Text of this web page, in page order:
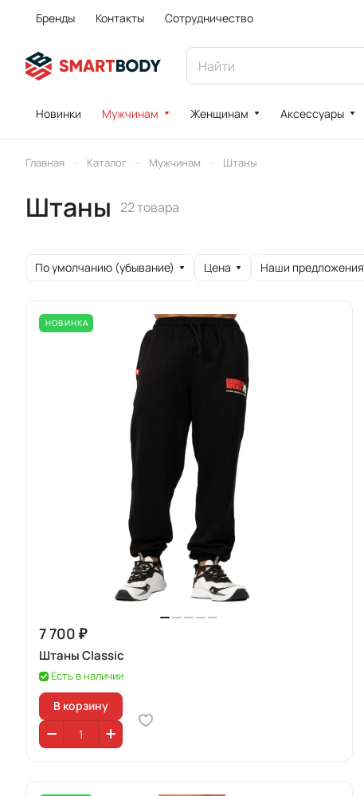
Бренды Контакты Сотрудничество
Новинки Мужчинам Женщинам Аксессуары
Главная Каталог Мужчинам Штаны
Штаны 22 товара
По умолчанию (убывание) Цена Наши предложения
НОВИНКА
7 700 ₽
Штаны Classic
Есть в наличии
В корзину